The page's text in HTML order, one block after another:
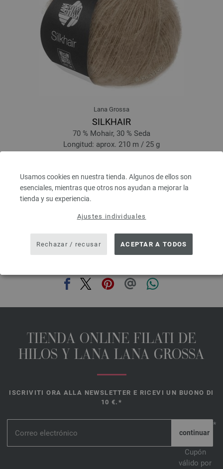
Usamos cookies en nuestra tienda. Algunos de ellos son
esenciales, mientras que otros nos ayudan a mejorar la
tienda y su experiencia.
Ajustes individuales
Rechazar / recusar ACEPTAR A TODOS
Lana Grossa
SILKHAIR
70 % Mohair, 30 % Seda
Longitud: aprox. 210 m / 25 g
7,73 $ - 9,73 $
IVA no incluido, más gastos de envío, Precio base: 265,60 € - 334,40 €
prev
TIENDA ONLINE FILATI DE
HILOS Y LANA LANA GROSSA
ISCRIVITI ORA ALLA NEWSLETTER E RICEVI UN BUONO DI
10 €.*
*
Cupón
válido por